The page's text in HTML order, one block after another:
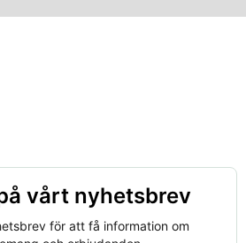
vårt nyhetsbrev
för att få information om